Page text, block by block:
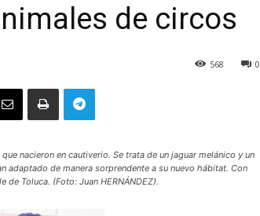
de circos
0
568
nacieron en cautiverio. Se trata de un jaguar melánico y un
adaptado de manera sorprendente a su nuevo hábitat. Con
Toluca. (Foto: Juan HERNÁNDEZ).